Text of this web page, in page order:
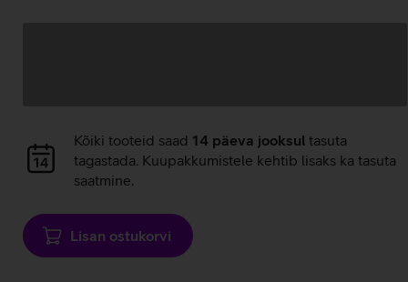
laadimine
Andmete
laadimine
Kõiki tooteid saad 14 päeva jooksul tasuta
tagastada. Kuupakkumistele kehtib lisaks ka tasuta
saatmine.
Lisan ostukorvi